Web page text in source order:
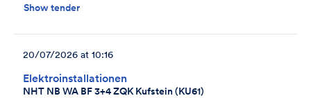
Show tender
Elektroinstallationen
NHT NB WA BF 3+4 ZQK Kufstein (KU61)
20/07/2026 at 10:16